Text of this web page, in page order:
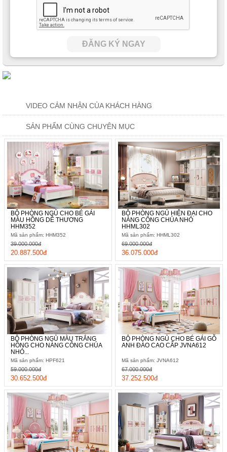
ĐĂNG KÝ NGAY
VIDEO CẢM NHẬN CỦA KHÁCH HÀNG
SẢN PHẨM CÙNG CHUYÊN MỤC
BỘ PHÒNG NGỦ CHO BÉ GÁI
MÀU HỒNG DỄ THƯƠNG
HHM352
Mã sản phẩm: HHM352
20.887.500đ
39.000.000đ
BỘ PHÒNG NGỦ HIỆN ĐẠI CHO
NÀNG CÔNG CHÚA NHỎ
HHML302
Mã sản phẩm: HHML302
36.075.000đ
69.000.000đ
BỘ PHÒNG NGỦ MÀU TRẮNG
HỒNG CHO NÀNG CÔNG CHÚA
NHỎ...
Mã sản phẩm: HPF621
30.652.500đ
59.000.000đ
BỘ PHÒNG NGỦ CHO BÉ GÁI GỖ
ANH ĐÀO CAO CẤP JVNA612
Mã sản phẩm: JVNA612
37.252.500đ
67.000.000đ